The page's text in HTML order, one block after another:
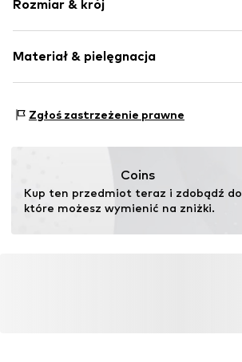
Imitacja skóry
Masywny obcas
Zaokrąglony czubek
Imitacja skóry
Rozmiar & krój
Materiał & pielęgnacja
Podszewka i brandzel: Mikropoliester
Zgłoś zastrzeżenie prawne
Coins
Kup ten przedmiot teraz i zdobądź do
które możesz wymienić na zniżki.